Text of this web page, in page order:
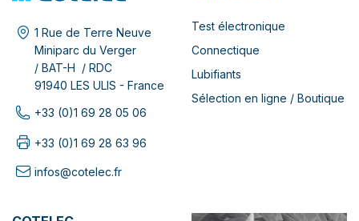
1 Rue de Terre Neuve
Miniparc du Verger
/ BAT-H / RDC
91940 LES ULIS - France
+33 (0)1 69 28 05 06
+33 (0)1 69 28 63 96
infos@cotelec.fr
Test électronique
Connectique
Lubifiants
Sélection en ligne / Boutique